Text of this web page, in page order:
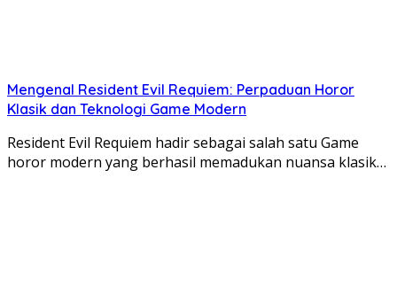
Mengenal Resident Evil Requiem: Perpaduan Horor
Klasik dan Teknologi Game Modern
Resident Evil Requiem hadir sebagai salah satu Game
horor modern yang berhasil memadukan nuansa klasik…